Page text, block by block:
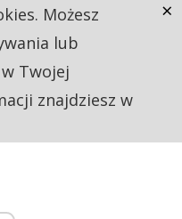
Możesz
lub
Twojej
znajdziesz w
×